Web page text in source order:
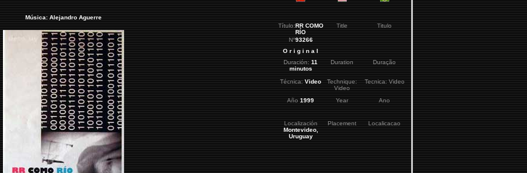
Música: Alejandro Aguerre
Título:RR COMO
RÍO
Title Titulo
N°93266
O r i g i n a l
Duración:11
minutos
Duration Duração
Técnica:Video
Technique:
Video
Tecnica: Video
Año 1999 Year Ano
Localización
Montevideo,
Uruguay
Placement Localicacao